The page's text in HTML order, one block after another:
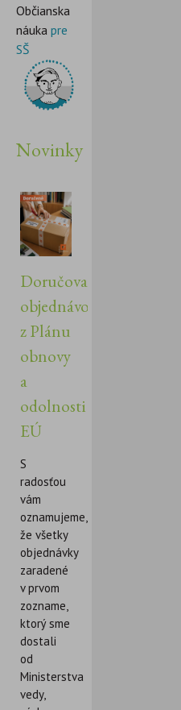
Občianska
náuka pre
SŠ
Novinky
Doručovanie
objednávok
z Plánu
obnovy
a
odolnosti
EÚ
S
radosťou
vám
oznamujeme,
že všetky
objednávky
zaradené
v prvom
zozname,
ktorý sme
dostali
od
Ministerstva
vedy,